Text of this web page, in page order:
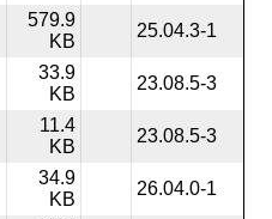
579.9
KB
25.04.3-1
33.9
KB
23.08.5-3
11.4
KB
23.08.5-3
34.9
KB
26.04.0-1